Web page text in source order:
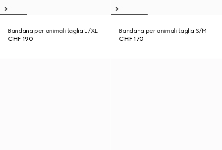
Bandana per animali taglia L/XL
CHF 190
Bandana per animali taglia S/M
CHF 170